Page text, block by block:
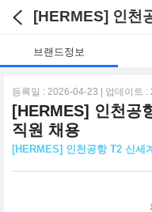
브랜드정보
등록일 : 2026-04-23 | 업데이트 :
[HERMES] 인천공
직원 채용
[HERMES] 인천공항 T2 신세